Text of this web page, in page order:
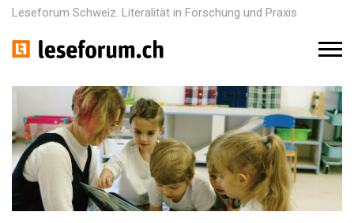
Leseforum Schweiz. Literalität in Forschung und Praxis
M
u